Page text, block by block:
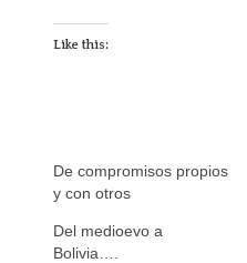
Like this:
De compromisos propios
y con otros
Del medioevo a
Bolivia….